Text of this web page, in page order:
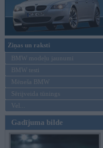
Ziņas un raksti
BMW modeļu jaunumi
BMW testi
Mēneša BMW
Sērijveida tūnings
Vel...
Gadījuma bilde